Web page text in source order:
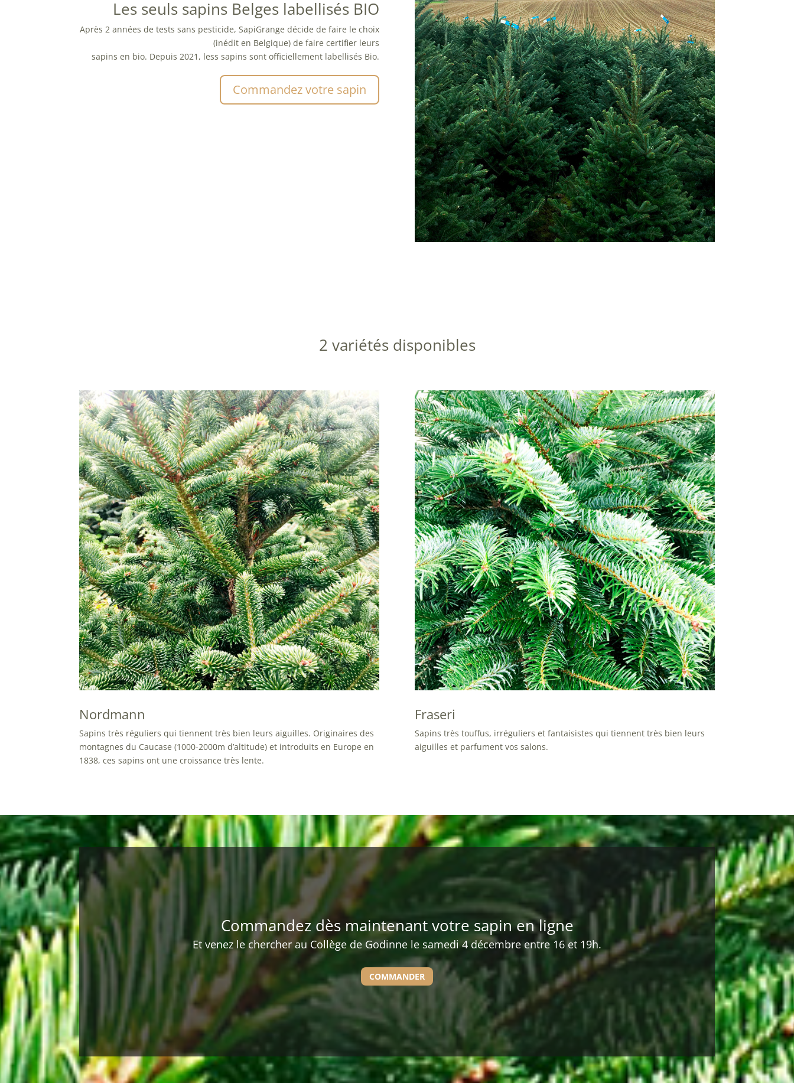
Les seuls sapins Belges labellisés BIO
Après 2 années de tests sans pesticide, SapiGrange décide de faire le choix
(inédit en Belgique) de faire certifier leurs
sapins en bio. Depuis 2021, less sapins sont officiellement labellisés Bio.
Commandez votre sapin
2 variétés disponibles
Nordmann
Sapins très réguliers qui tiennent très bien leurs aiguilles. Originaires des
montagnes du Caucase (1000-2000m d’altitude) et introduits en Europe en
1838, ces sapins ont une croissance très lente.
Fraseri
Sapins très touffus, irréguliers et fantaisistes qui tiennent très bien leurs
aiguilles et parfument vos salons.
Commandez dès maintenant votre sapin en ligne
Et venez le chercher au Collège de Godinne le samedi 4 décembre entre 16 et 19h.
COMMANDER